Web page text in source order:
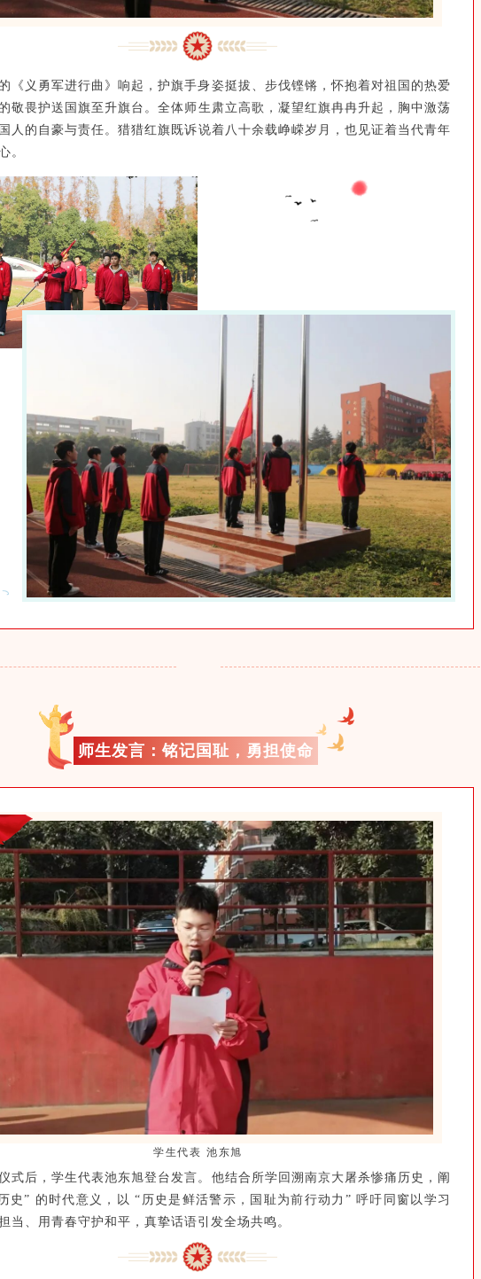
《义勇军进行曲》响起，护旗手身姿挺拔、步伐铿锵，怀抱着对祖国的热爱
敬畏护送国旗至升旗台。全体师生肃立高歌，凝望红旗冉冉升起，胸中激荡
人的自豪与责任。猎猎红旗既诉说着八十余载峥嵘岁月，也见证着当代青年
。
师生发言：铭记国耻，勇担使命
学生代表 池东旭
式后，学生代表池东旭登台发言。他结合所学回溯南京大屠杀惨痛历史，阐
史” 的时代意义，以 “历史是鲜活警示，国耻为前行动力” 呼吁同窗以学习
当、用青春守护和平，真挚话语引发全场共鸣。